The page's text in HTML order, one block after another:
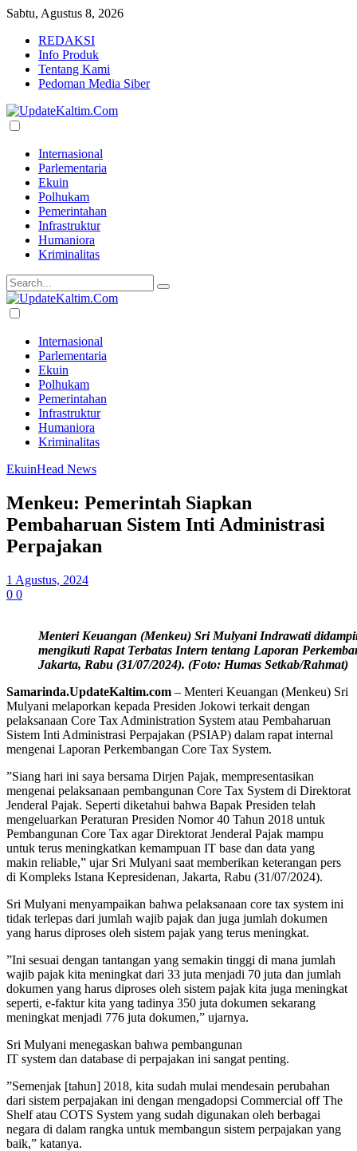
Sabtu, Agustus 8, 2026
REDAKSI
Info Produk
Tentang Kami
Pedoman Media Siber
Internasional
Parlementaria
Ekuin
Polhukam
Pemerintahan
Infrastruktur
Humaniora
Kriminalitas
Internasional
Parlementaria
Ekuin
Polhukam
Pemerintahan
Infrastruktur
Humaniora
Kriminalitas
EkuinHead News
Menkeu: Pemerintah Siapkan
Pembaharuan Sistem Inti Administrasi
Perpajakan
1 Agustus, 2024
0 0
Menteri Keuangan (Menkeu) Sri Mulyani Indrawati
mengikuti Rapat Terbatas Intern tentang Laporan
Jakarta, Rabu (31/07/2024). (Foto: Humas Setkab/Rahmat)
Samarinda.UpdateKaltim.com – Menteri Keuangan (Menkeu) Sri
Mulyani melaporkan kepada Presiden Jokowi terkait dengan
pelaksanaan Core Tax Administration System atau Pembaharuan
Sistem Inti Administrasi Perpajakan (PSIAP) dalam rapat internal
mengenai Laporan Perkembangan Core Tax System.
”Siang hari ini saya bersama Dirjen Pajak, mempresentasikan
mengenai pelaksanaan pembangunan Core Tax System di Direktorat
Jenderal Pajak. Seperti diketahui bahwa Bapak Presiden telah
mengeluarkan Peraturan Presiden Nomor 40 Tahun 2018 untuk
Pembangunan Core Tax agar Direktorat Jenderal Pajak mampu
untuk terus meningkatkan kemampuan IT base dan data yang
makin reliable,” ujar Sri Mulyani saat memberikan keterangan pers
di Kompleks Istana Kepresidenan, Jakarta, Rabu (31/07/2024).
Sri Mulyani menyampaikan bahwa pelaksanaan core tax system ini
tidak terlepas dari jumlah wajib pajak dan juga jumlah dokumen
yang harus diproses oleh sistem pajak yang terus meningkat.
”Ini sesuai dengan tantangan yang semakin tinggi di mana jumlah
wajib pajak kita meningkat dari 33 juta menjadi 70 juta dan jumlah
dokumen yang harus diproses oleh sistem pajak kita juga meningkat
seperti, e-faktur kita yang tadinya 350 juta dokumen sekarang
meningkat menjadi 776 juta dokumen,” ujarnya.
Sri Mulyani menegaskan bahwa pembangunan
IT system dan database di perpajakan ini sangat penting.
”Semenjak [tahun] 2018, kita sudah mulai mendesain perubahan
dari sistem perpajakan ini dengan mengadopsi Commercial off The
Shelf atau COTS System yang sudah digunakan oleh berbagai
negara di dalam rangka untuk membangun sistem perpajakan yang
baik,” katanya.